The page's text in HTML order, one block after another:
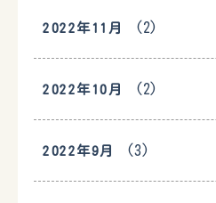
2022年11月 (2)
2022年10月 (2)
2022年9月 (3)